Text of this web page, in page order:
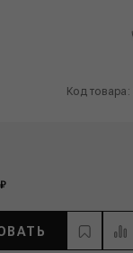
Код товара: